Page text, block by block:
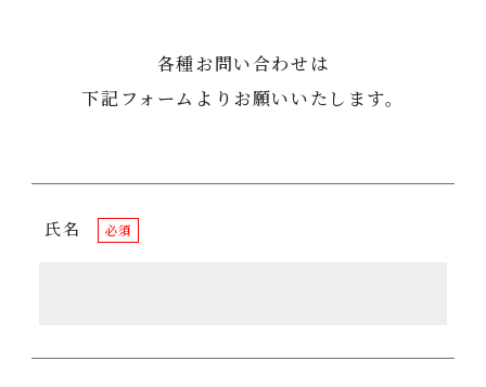
各種お問い合わせは
下記フォームよりお願いいたします。
氏名 必須